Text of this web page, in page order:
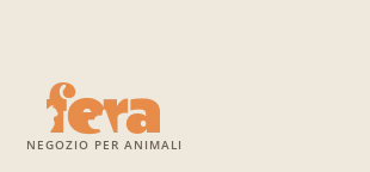
NEGOZIO PER ANIMALI